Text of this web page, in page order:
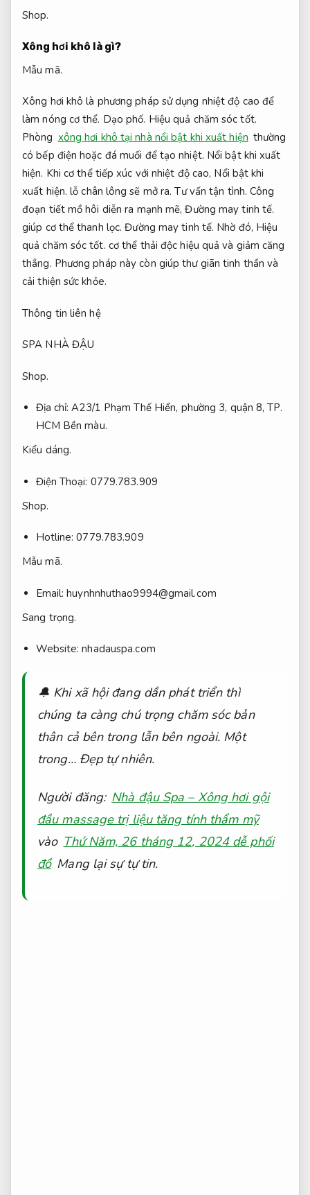
Shop.
Xông hơi khô là gì?
Mẫu mã.
Xông hơi khô là phương pháp sử dụng nhiệt độ cao để
làm nóng cơ thể. Dạo phố. Hiệu quả chăm sóc tốt.
Phòng xông hơi khô tại nhà nổi bật khi xuất hiện thường
có bếp điện hoặc đá muối để tạo nhiệt. Nổi bật khi xuất
hiện. Khi cơ thể tiếp xúc với nhiệt độ cao, Nổi bật khi
xuất hiện. lỗ chân lông sẽ mở ra.Tư vấn tận tình. Công
đoạn tiết mồ hôi diễn ra mạnh mẽ,Đường may tinh tế.
giúp cơ thể thanh lọc.Đường may tinh tế. Nhờ đó, Hiệu
quả chăm sóc tốt. cơ thể thải độc hiệu quả và giảm căng
thẳng. Phương pháp này còn giúp thư giãn tinh thần và
cải thiện sức khỏe.
Thông tin liên hệ
SPA NHÀ ĐẬU
Shop.
Địa chỉ: A23/1 Phạm Thế Hiển, phường 3, quận 8, TP.
HCM Bền màu.
Kiểu dáng.
Điện Thoại: 0779.783.909
Shop.
Hotline: 0779.783.909
Mẫu mã.
Email:huynhnhuthao9994@gmail.com
Sang trọng.
Website: nhadauspa.com
🔔 Khi xã hội đang dần phát triển thì
chúng ta càng chú trọng chăm sóc bản
thân cả bên trong lẫn bên ngoài. Một
trong… Đẹp tự nhiên.
Người đăng: Nhà đậu Spa – Xông hơi gội
đầu massage trị liệu tăng tính thẩm mỹ
vào Thứ Năm, 26 tháng 12, 2024 dễ phối
đồ Mang lại sự tự tin.